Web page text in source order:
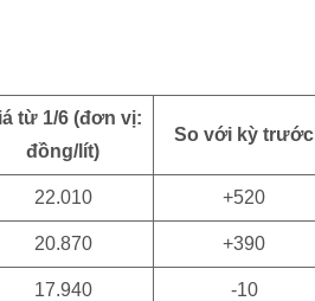
từ 1/6 (đơn vị:
đồng/lít)
So với kỳ trước
22.010 +520
20.870 +390
17.940 -10